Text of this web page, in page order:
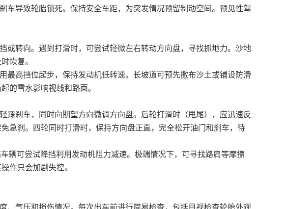
导致轮胎锁死。保持安全车距，为突发情况预留制动空间。预见性驾
转向。遇到打滑时，可尝试轻微左右转动方向盘，寻找抓地力。沙地
恢复。
高挡位起步，保持发动机低转速。长坡道可预先撒布沙土或铺设防滑
的雪水影响视线和路面。
刹车，同时向期望方向微调方向盘。后轮打滑时（甩尾），应迅速反
急刹。四轮同时打滑时，保持方向盘正直，完全松开油门和刹车，待
可尝试降挡利用发动机阻力减速。极端情况下，可寻找路肩等摩擦
作只会加剧失控。
气压和损伤情况。每次出车前进行简易检查，包括目视检查轮胎外观